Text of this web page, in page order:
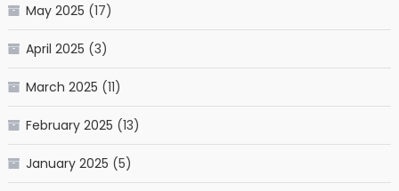
May 2025 (17)
April 2025 (3)
March 2025 (11)
February 2025 (13)
January 2025 (5)